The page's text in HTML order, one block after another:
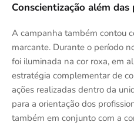
Conscientização além das
A campanha também contou
marcante. Durante o período
foi iluminada na cor roxa, em
estratégia complementar de
ações realizadas dentro da
para a orientação dos
também em conjunto com a